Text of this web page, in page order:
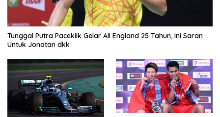
Tunggal Putra Paceklik Gelar All England 25 Tahun, Ini Saran
Untuk Jonatan dkk